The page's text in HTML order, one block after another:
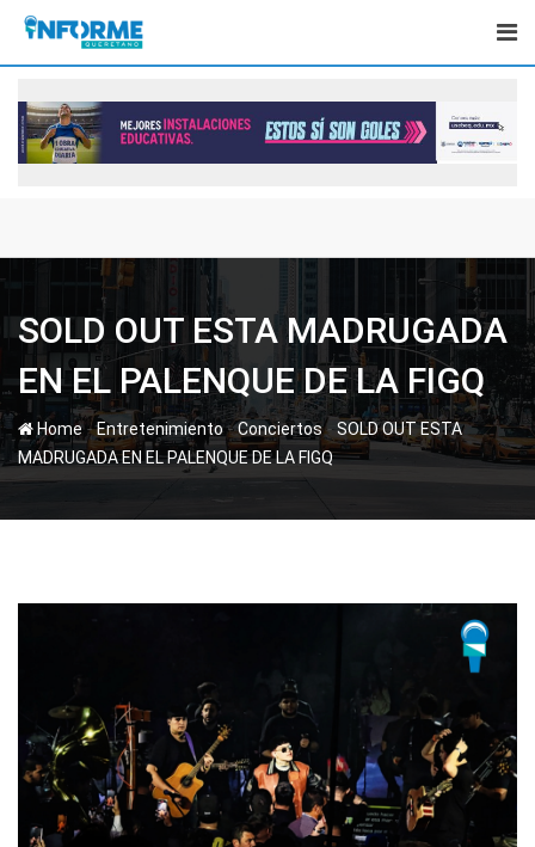
Skip
content
SOLD OUT ESTA MADRUGADA
EN EL PALENQUE DE LA FIGQ
Home-Entretenimiento-Conciertos-SOLD OUT ESTA
MADRUGADA EN EL PALENQUE DE LA FIGQ